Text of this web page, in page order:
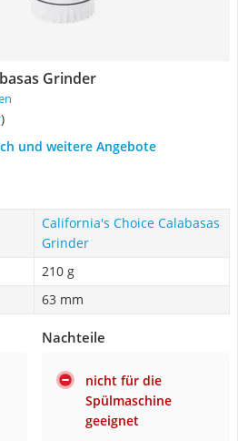
Grinder
)
und weitere Angebote
California's Choice Calabasas
Grinder
210 g
63 mm
Nachteile
nicht für die
Spülmaschine
geeignet